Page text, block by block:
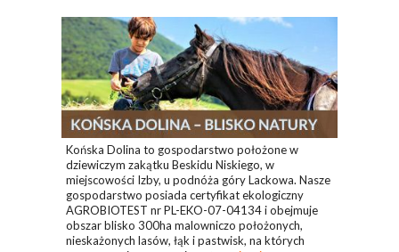
Końska Dolina to gospodarstwo położone w
dziewiczym zakątku Beskidu Niskiego, w
miejscowości Izby, u podnóża góry Lackowa. Nasze
gospodarstwo posiada certyfikat ekologiczny
AGROBIOTEST nr PL-EKO-07-04134 i obejmuje
obszar blisko 300ha malowniczo położonych,
nieskażonych lasów, łąk i pastwisk, na których